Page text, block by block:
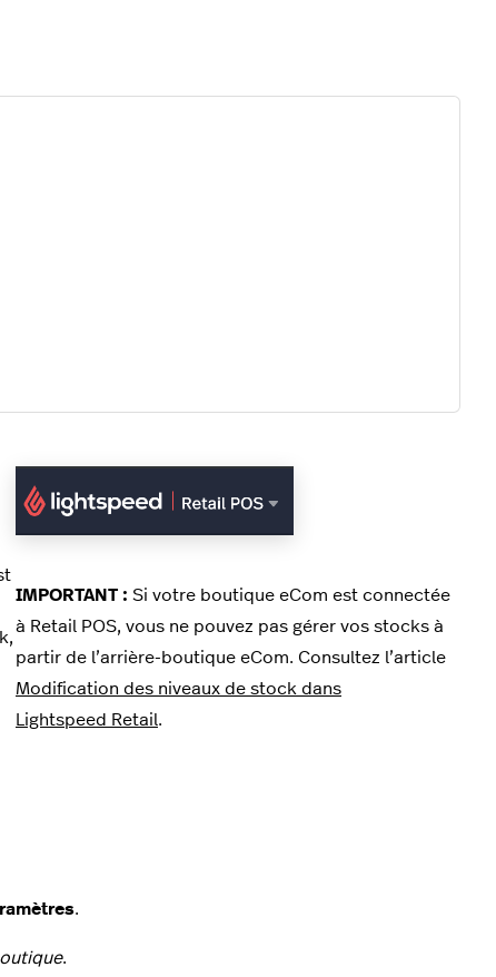
IMPORTANT : Si votre boutique eCom est connectée
à Retail POS, vous ne pouvez pas gérer vos stocks à
partir de l’arrière-boutique eCom. Consultez l’article
Modification des niveaux de stock dans
Lightspeed Retail.
.
.